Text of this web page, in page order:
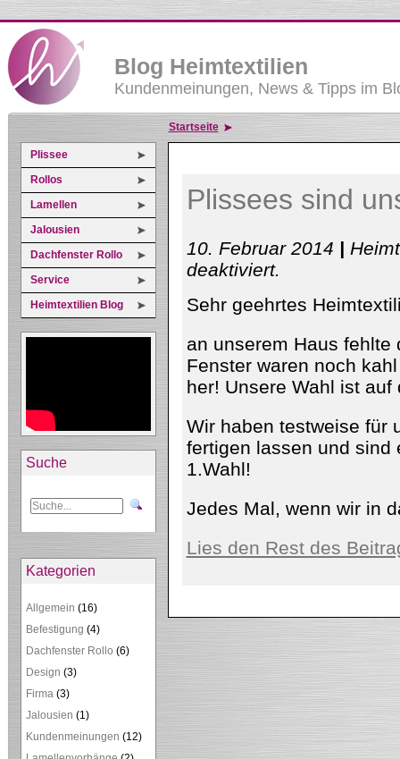
Blog Heimtextilien
Kundenmeinungen, News & Tipps im
Plissee
Rollos
Lamellen
Jalousien
Dachfenster Rollo
Service
Heimtextilien Blog
Suche
Kategorien
Allgemein (16)
Befestigung (4)
Dachfenster Rollo (6)
Design (3)
Firma(3)
Jalousien (1)
Kundenmeinungen (12)
Startseite
Plissees sind
10. Februar 2014 |
deaktiviertfür
Plissees
unsere
1.Wahl
.
Sehr geehrtes
an unserem Haus fehlte
Fenster waren noch
her! Unsere Wahl ist
Wir haben testweise für
fertigen lassen und sind
1.Wahl!
Jedes Mal, wenn wir in
Lies den Rest des